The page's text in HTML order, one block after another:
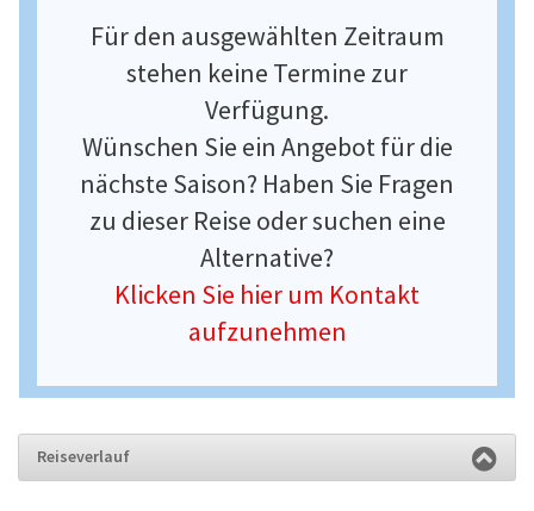
Für den ausgewählten Zeitraum
stehen keine Termine zur
Verfügung.
Wünschen Sie ein Angebot für die
nächste Saison? Haben Sie Fragen
zu dieser Reise oder suchen eine
Alternative?
Klicken Sie hier um Kontakt
aufzunehmen
Reiseverlauf